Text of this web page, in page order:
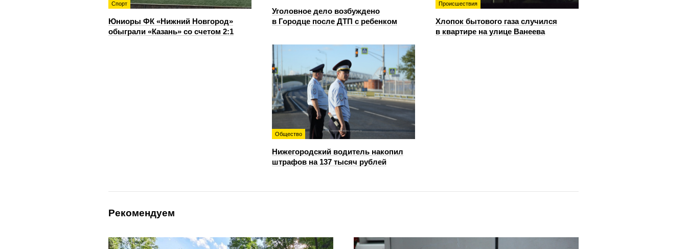
Уголовное дело возбуждено
в Городце после ДТП с ребенком
Спорт
Юниоры ФК «Нижний Новгород»
обыграли «Казань» со счетом 2:1
Происшествия
Хлопок бытового газа случился
в квартире на улице Ванеева
Общество
Нижегородский водитель накопил
штрафов на 137 тысяч рублей
Рекомендуем